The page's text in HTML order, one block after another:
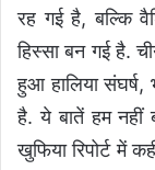
रह गई है, बल्कि
हिस्सा बन गई है.
हुआ हालिया संघर्ष,
है. ये बातें हम नहीं
खुफिया रिपोर्ट में